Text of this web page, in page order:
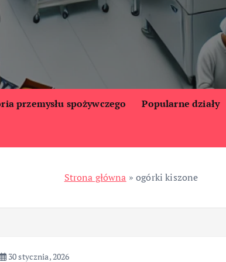
przemysłu spożywczego Popularne działy
Strona główna »ogórki kiszone
30 stycznia, 2026